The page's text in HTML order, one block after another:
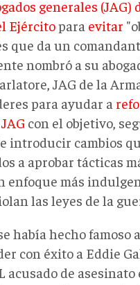
DVIDS
generales (JAG)
Ejércitopara evitar
que da un
nombró a su
JAG de la
para ayudar a
con el objetivo,
introducir cambios
a aprobar tácticas
enfoque más
las leyes de la
había hecho famoso
con éxito a Eddie
acusado de